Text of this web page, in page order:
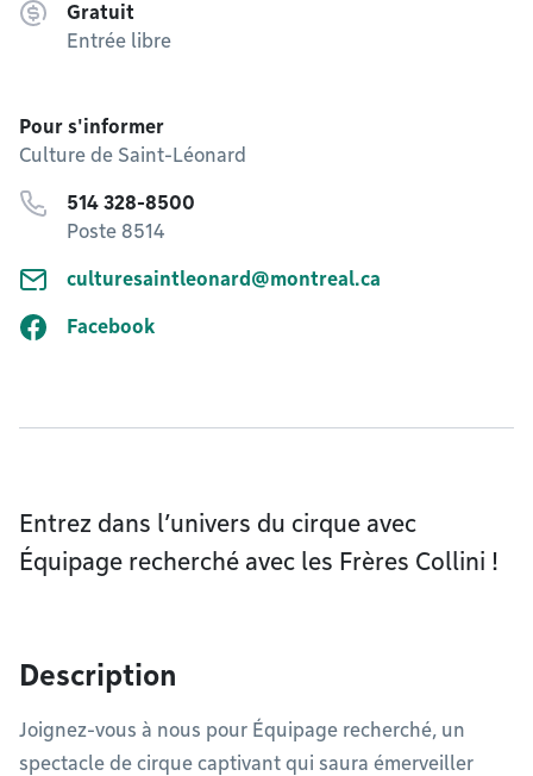
Gratuit
Entrée libre
Pour s'informer
Culture de Saint-Léonard
514 328-8500
Poste 8514
culturesaintleonard@montreal.ca
Facebook
Entrez dans l’univers du cirque avec
Équipage recherché avec les Frères Collini !
Description
Joignez-vous à nous pour Équipage recherché, un
spectacle de cirque captivant qui saura émerveiller